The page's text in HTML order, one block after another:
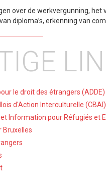
over de werkvergunning,
diploma’s, erkenning van
le droit des étrangers (ADDE)
d'Action Interculturelle (CBAI)
Information pour Réfugiés et
Bruxelles